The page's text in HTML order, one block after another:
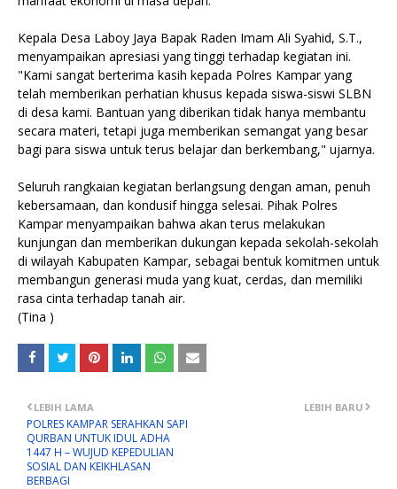
Kepala Desa Laboy Jaya Bapak Raden Imam Ali Syahid, S.T.,
menyampaikan apresiasi yang tinggi terhadap kegiatan ini.
"Kami sangat berterima kasih kepada Polres Kampar yang
telah memberikan perhatian khusus kepada siswa-siswi SLBN
di desa kami. Bantuan yang diberikan tidak hanya membantu
secara materi, tetapi juga memberikan semangat yang besar
bagi para siswa untuk terus belajar dan berkembang," ujarnya.
Seluruh rangkaian kegiatan berlangsung dengan aman, penuh
kebersamaan, dan kondusif hingga selesai. Pihak Polres
Kampar menyampaikan bahwa akan terus melakukan
kunjungan dan memberikan dukungan kepada sekolah-sekolah
di wilayah Kabupaten Kampar, sebagai bentuk komitmen untuk
membangun generasi muda yang kuat, cerdas, dan memiliki
rasa cinta terhadap tanah air.
(Tina )
LEBIH BARU
LEBIH LAMA
POLRES KAMPAR SERAHKAN SAPI
QURBAN UNTUK IDUL ADHA
1447 H – WUJUD KEPEDULIAN
SOSIAL DAN KEIKHLASAN
BERBAGI